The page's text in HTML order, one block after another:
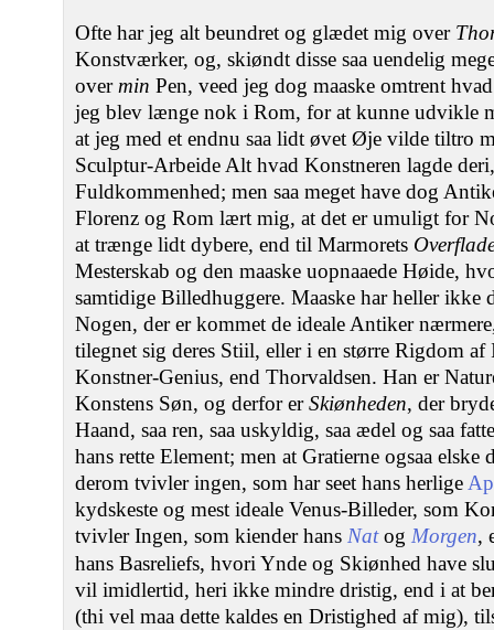
Ofte har jeg alt beundret og glædet mig over
Konstværker, og, skiøndt disse saa uendelig
over min Pen, veed jeg dog maaske omtrent
jeg blev længe nok i Rom, for at kunne udvikle
at jeg med et endnu saa lidt øvet Øje vilde tiltro
Sculptur-Arbeide Alt hvad Konstneren lagde
Fuldkommenhed; men saa meget have dog
Florenz og Rom lært mig, at det er umuligt for
at trænge lidt dybere, end til Marmorets
Mesterskab og den maaske uopnaaede Høide,
samtidige Billedhuggere. Maaske har heller ikke
Nogen, der er kommet de ideale Antiker
tilegnet sig deres Stiil, eller i en større Rigdom af
Konstner-Genius, end Thorvaldsen. Han er
Konstens Søn, og derfor erSkiønheden, der
Haand, saa ren, saa uskyldig, saa ædel og saa
hans rette Element; men at Gratierne ogsaa
derom tvivler ingen, som har seet hans herlige
kydskeste og mest ideale Venus-Billeder, som
tvivler Ingen, som kiender hans Natog Morgen,
hans Basreliefs, hvori Ynde og Skiønhed have
vil imidlertid, heri ikke mindre dristig, end i at
(thi vel maa dette kaldes en Dristighed af mig),